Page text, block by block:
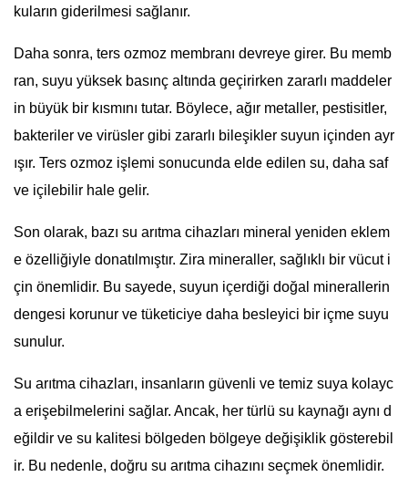
kuların giderilmesi sağlanır.
Daha sonra, ters ozmoz membranı devreye girer. Bu memb
ran, suyu yüksek basınç altında geçirirken zararlı maddeler
in büyük bir kısmını tutar. Böylece, ağır metaller, pestisitler,
bakteriler ve virüsler gibi zararlı bileşikler suyun içinden ayr
ışır. Ters ozmoz işlemi sonucunda elde edilen su, daha saf
ve içilebilir hale gelir.
Son olarak, bazı su arıtma cihazları mineral yeniden eklem
e özelliğiyle donatılmıştır. Zira mineraller, sağlıklı bir vücut i
çin önemlidir. Bu sayede, suyun içerdiği doğal minerallerin
dengesi korunur ve tüketiciye daha besleyici bir içme suyu
sunulur.
Su arıtma cihazları, insanların güvenli ve temiz suya kolayc
a erişebilmelerini sağlar. Ancak, her türlü su kaynağı aynı d
eğildir ve su kalitesi bölgeden bölgeye değişiklik gösterebil
ir. Bu nedenle, doğru su arıtma cihazını seçmek önemlidir.